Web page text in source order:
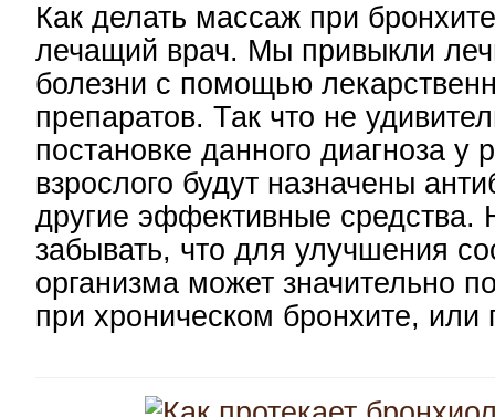
Как делать массаж при
лечащий врач. Мы привыкли
болезни с помощью
препаратов. Так что не
постановке данного диагноза у
взрослого будут назначены
другие эффективные средства.
забывать, что для улучшения
организма может значительно
при хроническом бронхите,